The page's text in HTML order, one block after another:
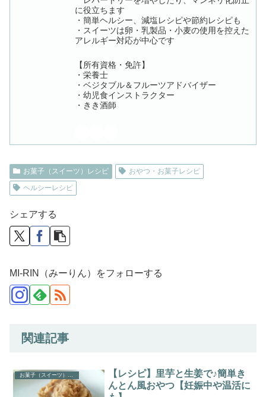
に役立ちます
・簡単ヘルシー、減塩レシピや節約レシピも
・スイーツは卵・乳製品・小麦の使用を控えた
アレルギー対応が中心です
【所有資格・免許】
・栄養士
・ベジタブル＆フルーツアドバイザー
・幼児食インストラクター
・きき酒師
お菓子（スイーツ）レシピ
おやつ・お菓子レシピ
ヘルシーレシピ
シェアする
MI-RIN（みーりん）をフォローする
関連記事
【レシピ】里芋と生姜で♪簡単き
んとん風おやつ【妊娠中や温活に